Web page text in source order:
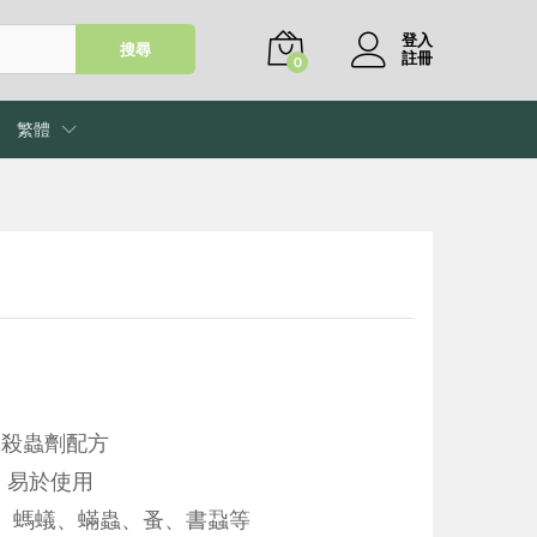
搜尋
0
登入
註冊
繁體
蟲劑配方
於使用
螞蟻、蟎蟲、蚤、書蝨等